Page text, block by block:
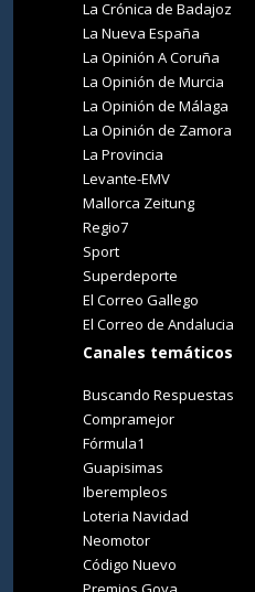
La Crónica de Badajoz
La Nueva España
La Opinión A Coruña
La Opinión de Murcia
La Opinión de Málaga
La Opinión de Zamora
La Provincia
Levante-EMV
Mallorca Zeitung
Regio7
Sport
Superdeporte
El Correo Gallego
El Correo de Andalucia
Canales temáticos
Buscando Respuestas
Compramejor
Fórmula1
Guapisimas
Iberempleos
Loteria Navidad
Neomotor
Código Nuevo